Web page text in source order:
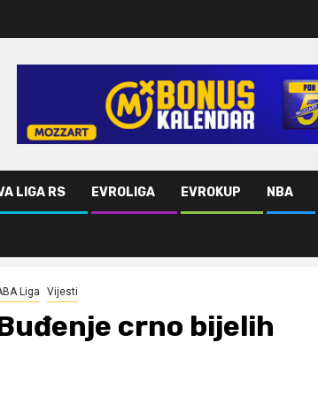
LIGA RS EVROLIGA EVROKUP NBA
Liga Vijesti
crno bijelih